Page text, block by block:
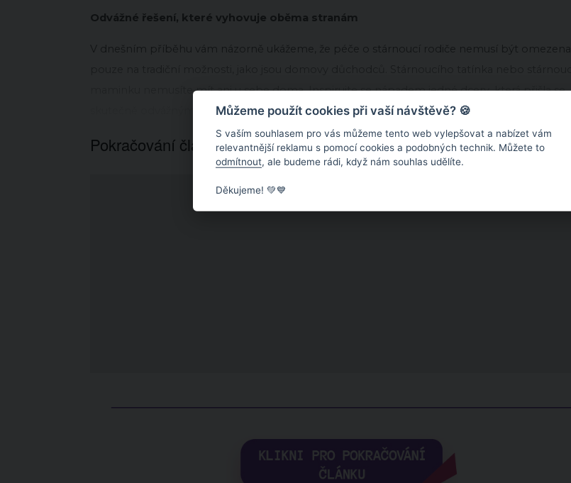
Odvážné řešení, které vyhovuje oběma stranám
V dnešním příběhu vám názorně ukážeme, že péče o stárnoucí rodiče nemusí být omezena
maminku nemusíte mít ani u sebe doma. Inspirujte se nápadem jedné dcery, která přišla se
skutečně odvážným řešením, které vyhovuje oběma stranám.
Pokračování článku níže...
Můžeme použít cookies při vaší návštěvě? 🍪
S vaším souhlasem pro vás můžeme tento web vylepšovat a nabízet vám
relevantnější reklamu s pomocí cookies a podobných technik. Můžete to
odmítnout, ale budeme rádi, když nám souhlas udělíte.
Děkujeme! 💚💙